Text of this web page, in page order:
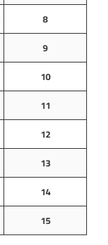
8
9
10
11
12
13
14
15